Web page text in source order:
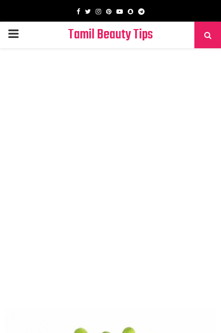
Facebook
TwitterInstagram
PinterestYoutube
SnapchatTelegram
PRIMARY
Tamil Beauty Tips